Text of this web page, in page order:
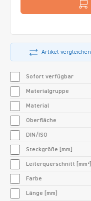
Artikel vergleichen
Sofort verfügbar
Materialgruppe
Material
Oberfläche
DIN/ISO
Steckgröße [mm]
Leiterquerschnitt [mm²]
Farbe
Länge [mm]